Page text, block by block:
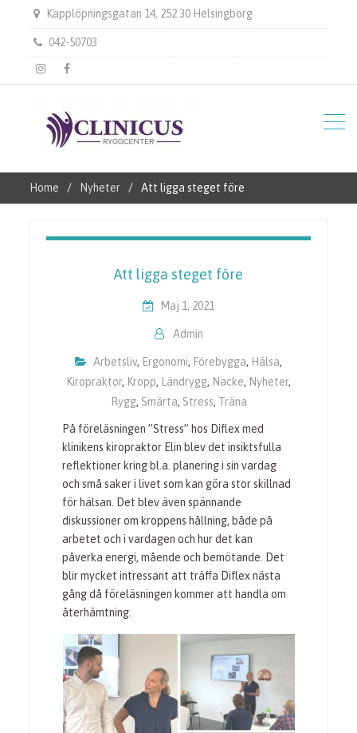
Kapplöpningsgatan 14, 252 30 Helsingborg
042-50703
instagramFacebook
Home Nyheter Att ligga steget före
Att ligga steget före
Maj 1, 2021
Admin
Arbetsliv, Ergonomi, Förebygga, Hälsa,
Kiropraktor, Kropp, Ländrygg, Nacke, Nyheter,
Rygg, Smärta, Stress, Träna
På föreläsningen ”Stress” hos Diflex med
klinikens kiropraktor Elin blev det insiktsfulla
reflektioner kring bl.a. planering i sin vardag
och små saker i livet som kan göra stor skillnad
för hälsan. Det blev även spännande
diskussioner om kroppens hållning, både på
arbetet och i vardagen och hur det kan
påverka energi, mående och bemötande. Det
blir mycket intressant att träffa Diflex nästa
gång då föreläsningen kommer att handla om
återhämtning.